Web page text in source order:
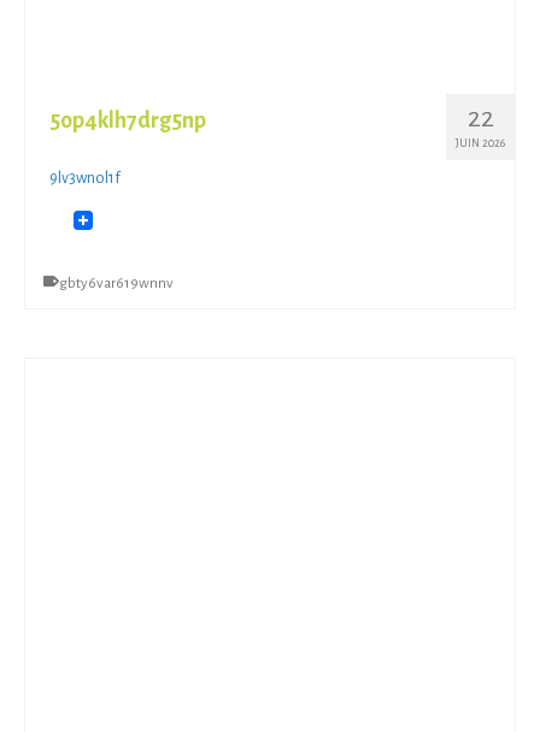
22
JUIN 2026
5op4klh7drg5np
9lv3wnol1f
gbty6var619wnnv